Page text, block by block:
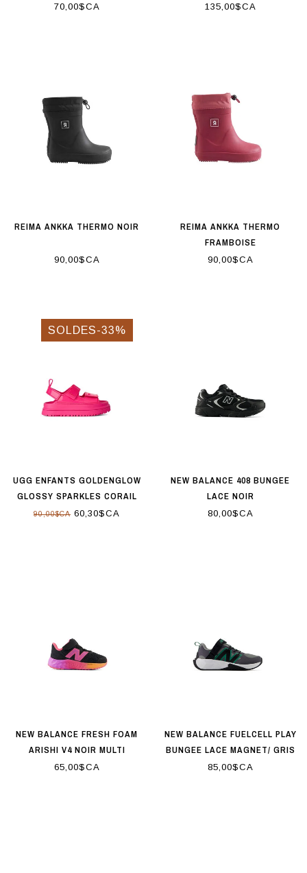
70,00$CA 135,00$CA
REIMA ANKKA THERMO NOIR
90,00$CA
REIMA ANKKA THERMO
FRAMBOISE
90,00$CA
SOLDES-33%
UGG ENFANTS GOLDENGLOW
GLOSSY SPARKLES CORAIL
90,00$CA 60,30$CA
NEW BALANCE 408 BUNGEE
LACE NOIR
80,00$CA
NEW BALANCE FRESH FOAM
ARISHI V4 NOIR MULTI
65,00$CA
NEW BALANCE FUELCELL PLAY
BUNGEE LACE MAGNET/ GRIS
/ VERT
85,00$CA